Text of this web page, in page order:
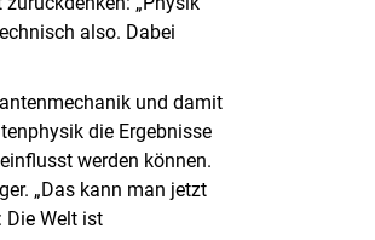
also. Dabei
und damit
die Ergebnisse
werden können.
„Das kann man jetzt
Die Welt ist